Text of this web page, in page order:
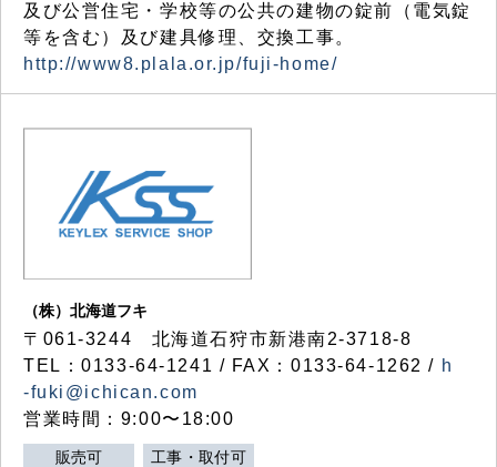
及び公営住宅・学校等の公共の建物の錠前（電気錠
等を含む）及び建具修理、交換工事。
http://www8.plala.or.jp/fuji-home/
（株）北海道フキ
〒061-3244 北海道石狩市新港南2-3718-8
TEL：0133-64-1241 / FAX：0133-64-1262 / h
-fuki@ichican.com
営業時間：9:00〜18:00
販売可 工事・取付可